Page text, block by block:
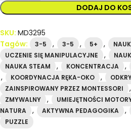
DODAJ DO
SKU: MD3295
Tagów:
3-5 , 3-5 , 5+ ,
UCZENIE SIĘ MANIPULACYJNE ,
NAUKA STEAM , KONCENTRACJA ,
, KOORDYNACJA RĘKA-OKO ,
ZAINSPIROWANY PRZEZ MONTESSORI ,
ZMYWALNY , UMIEJĘTNOŚCI
NATURA
, AKTYWNA PEDAGOGIKA ,
PUZZLE